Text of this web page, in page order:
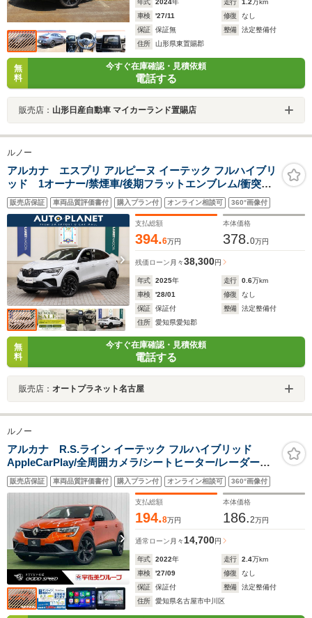
年式 2024年 走行 1.2万km
車検
'27/11 修復
なし
保証
保証無 整備
法定整備付
住所
山形県東置賜郡
無
料
今すぐ在庫確認・見積依頼
電話する
販売店： 山形日産自動車 マイカーランド置賜店
ルノー
アルカナ エスプリ アルピーヌ イーテック フルハイブリ
ッド 1オーナー/禁煙車/後期フラットエンブレム/衝突軽
減ブレーキ/ACC/Carplay/AndroidAuto/ハーフ革シート
全周囲カメラ/パワーシート/シートヒーター/LEDヘッドラ
イト/スマートキー
販売店保証 車両品質評価書付 購入プラン付 オンライン相談可 360°画像付
支払総額
394.6万円
本体価格
378.0万円
残価ローン 月々38,300円
年式 2025年 走行 0.6万km
車検
'28/01 修復
なし
保証
保証付 整備
法定整備付
住所
愛知県愛知郡
無
料
今すぐ在庫確認・見積依頼
電話する
販売店： オートプラネット名古屋
ルノー
アルカナ R.S.ライン イーテック フルハイブリッド
AppleCarPlay/全周囲カメラ/シートヒーター/レーダーク
ルーズ/ブラインドスポット/ステアリングヒーター/パーキ
ングアシスト/ETC/ドライブレコーダー/ステアリングリモ
コン/ウインカーミラー/純正アルミ/
販売店保証 車両品質評価書付 購入プラン付 オンライン相談可 360°画像付
支払総額
194.8万円
本体価格
186.2万円
通常ローン 月々14,700円
年式 2022年 走行 2.4万km
車検
'27/09 修復
なし
保証
保証付 整備
法定整備付
住所
愛知県名古屋市中川区